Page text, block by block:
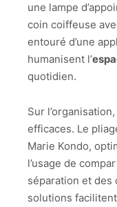
une lampe
coin coiffeuse
entouré d’une
humanisent l’
quotidien.
Sur
efficaces. Le
Marie Kondo,
l’usage de
séparation et des
solutions facilitent